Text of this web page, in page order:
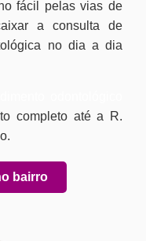
fácil pelas vias de
a consulta de
no dia a dia
completo até a R.
bairro